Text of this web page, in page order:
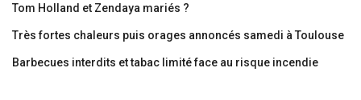
Tom Holland et Zendaya mariés ?
Très fortes chaleurs puis orages annoncés samedi à Toulouse
Barbecues interdits et tabac limité face au risque incendie